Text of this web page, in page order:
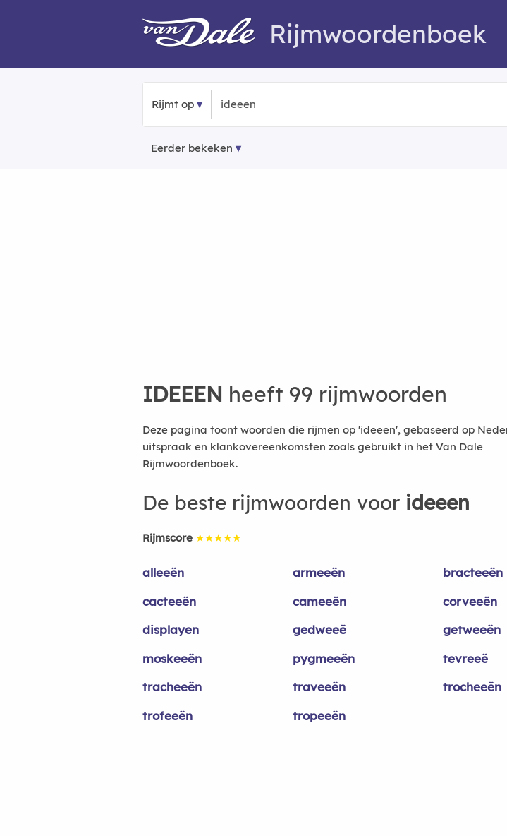
Rijmwoordenboek
Rijmt op
Eerder bekeken
IDEEEN heeft 99 rijmwoorden
Deze pagina toont woorden die rijmen op 'ideeen', gebaseerd op
uitspraak en klankovereenkomsten zoals gebruikt in het Van Dale
Rijmwoordenboek.
De beste rijmwoorden voor ideeen
Rijmscore ★★★★★
alleeën armeeën
bracteeën
cacteeën
cameeën
corveeën
displayen
gedweeë
getweeën
moskeeën
pygmeeën
tevreeë
tracheeën
traveeën
trocheeën
trofeeën
tropeeën